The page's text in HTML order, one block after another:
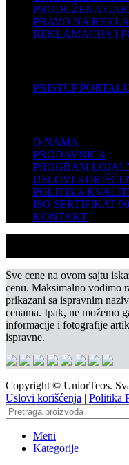
PRODUŽENA
PRAVO NA
REKLAMACIJA I
PRISTUP
O NAMA
PRODAVNICA
PROGRAM
USLOVI
POLITIKA
ISO SERTIFIKAT
KONTAKT
Sve cene na ovom sajtu
cenu. Maksimalno vodimo
prikazani sa ispravnim
cenama. Ipak, ne možemo
informacije i fotografije
ispravne.
Copyright © UniorTeos.
Uslovi korišćenja | Politika
Meni
Kategorije